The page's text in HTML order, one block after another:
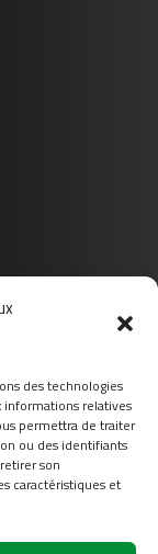
des technologies
relatives
permettra de traiter
ou des identifiants
son
caractéristiques et